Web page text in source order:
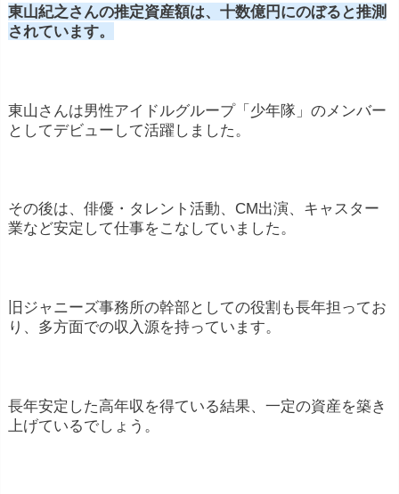
東山紀之さんの推定資産額は、十数億円にのぼると推測
されています。
東山さんは男性アイドルグループ「少年隊」のメンバー
としてデビューして活躍しました。
その後は、俳優・タレント活動、CM出演、キャスター
業など安定して仕事をこなしていました。
旧ジャニーズ事務所の幹部としての役割も長年担ってお
り、多方面での収入源を持っています。
長年安定した高年収を得ている結果、一定の資産を築き
上げているでしょう。